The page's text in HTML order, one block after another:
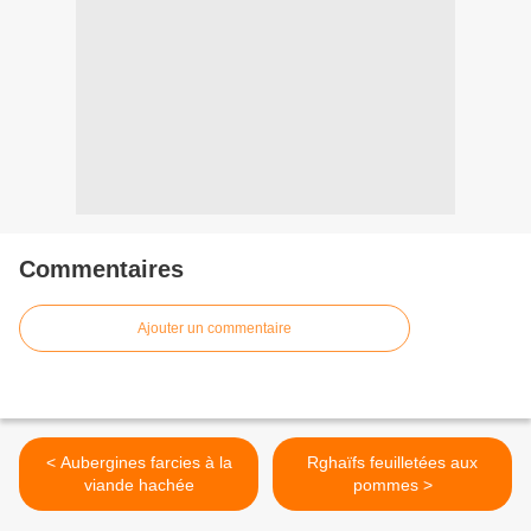
Commentaires
Ajouter un commentaire
< Aubergines farcies à la
viande hachée
Rghaïfs feuilletées aux
pommes >